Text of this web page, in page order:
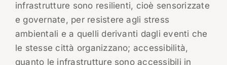
infrastrutture sono resilienti, cioè sensorizzate
e governate, per resistere agli stress
ambientali e a quelli derivanti dagli eventi che
le stesse città organizzano; accessibilità,
quanto le infrastrutture sono accessibili in